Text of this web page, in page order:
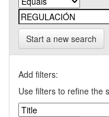
Start a new search
Add filters:
Use filters to refine the